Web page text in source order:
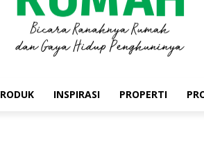
INSPIRASI PROPERTI